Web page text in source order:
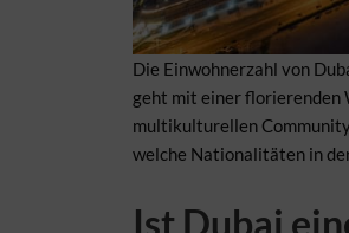
Die Einwohnerzahl von
geht mit einer florierenden
multikulturellen
welche Nationalitäten in
Ist Dubai